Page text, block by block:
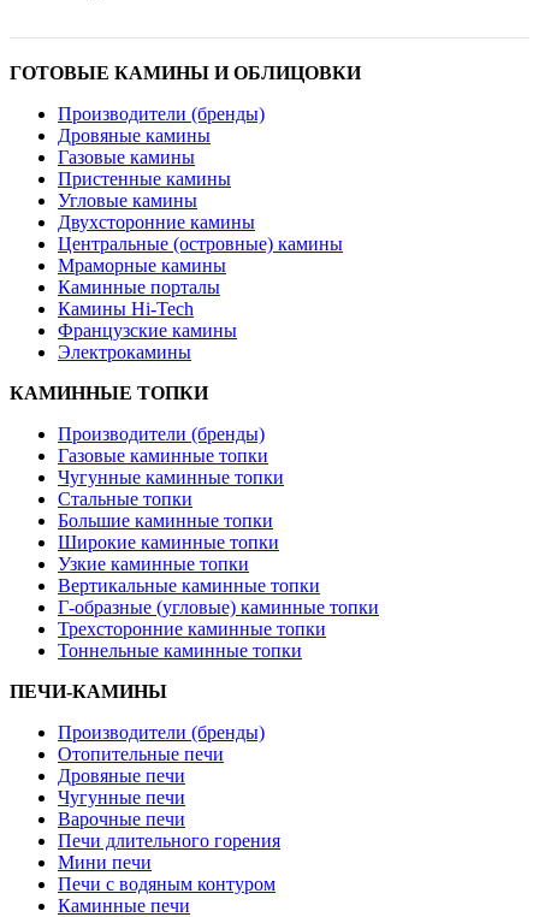
ГОТОВЫЕ КАМИНЫ И ОБЛИЦОВКИ
Производители (бренды)
Дровяные камины
Газовые камины
Пристенные камины
Угловые камины
Двухсторонние камины
Центральные (островные) камины
Мраморные камины
Каминные порталы
Камины Hi-Tech
Французские камины
Электрокамины
КАМИННЫЕ ТОПКИ
Производители (бренды)
Газовые каминные топки
Чугунные каминные топки
Стальные топки
Большие каминные топки
Широкие каминные топки
Узкие каминные топки
Вертикальные каминные топки
Г-образные (угловые) каминные топки
Трехсторонние каминные топки
Тоннельные каминные топки
ПЕЧИ-КАМИНЫ
Производители (бренды)
Отопительные печи
Дровяные печи
Чугунные печи
Варочные печи
Печи длительного горения
Мини печи
Печи с водяным контуром
Каминные печи